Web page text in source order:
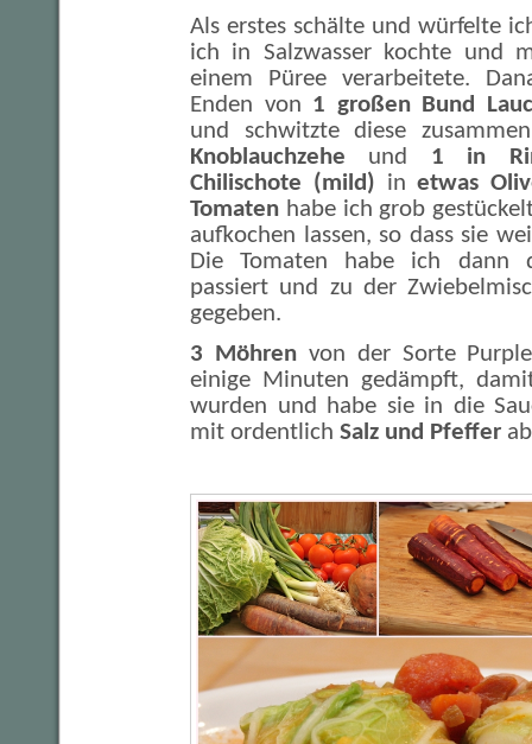
Als erstes schälte und würfelte
ich in Salzwasser kochte und
einem Püree verarbeitete.
Enden von 1 großen Bund
und schwitzte diese
Knoblauchzehe und
1 in
Chilischote (mild) inetwas
Tomaten habe ich grob
aufkochen lassen, so dass sie
Die Tomaten habe ich dann
passiert und zu der
gegeben.
3 Möhrenvon der Sorte
einige Minuten gedämpft,
wurden und habe sie in die
mit ordentlich Salz und Pfeffer